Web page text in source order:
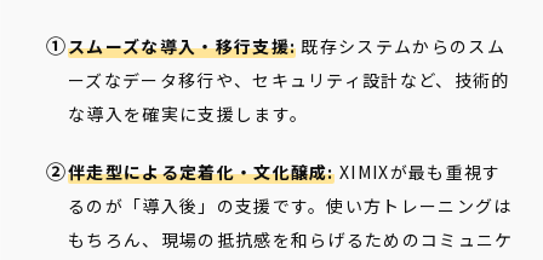
スムーズな導入・移行支援: 既存システムからのスム
ーズなデータ移行や、セキュリティ設計など、技術的
な導入を確実に支援します。
伴走型による定着化・文化醸成:XIMIXが最も重視す
るのが「導入後」の支援です。使い方トレーニングは
もちろん、現場の抵抗感を和らげるためのコミュニケ